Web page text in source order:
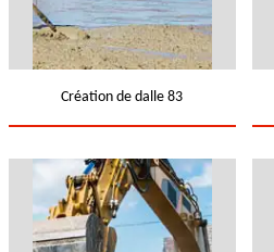
Création de dalle 83